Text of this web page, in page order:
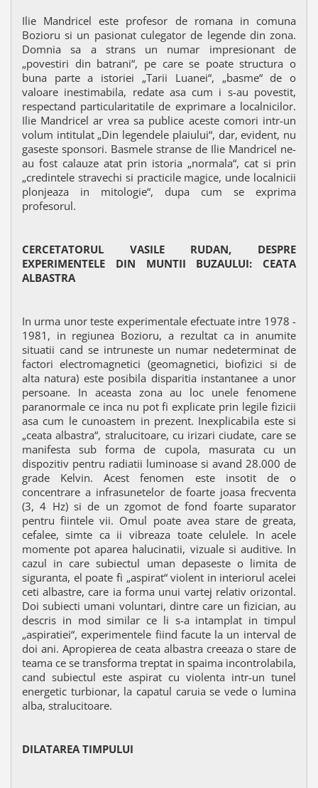
Ilie Mandricel este profesor de romana in comuna
Bozioru si un pasionat culegator de legende din zona.
Domnia sa a strans un numar impresionant de
„povestiri din batrani“, pe care se poate structura o
buna parte a istoriei „Tarii Luanei“, „basme“ de o
valoare inestimabila, redate asa cum i s-au povestit,
respectand particularitatile de exprimare a localnicilor.
Ilie Mandricel ar vrea sa publice aceste comori intr-un
volum intitulat „Din legendele plaiului“, dar, evident, nu
gaseste sponsori. Basmele stranse de Ilie Mandricel ne-
au fost calauze atat prin istoria „normala“, cat si prin
„credintele stravechi si practicile magice, unde localnicii
plonjeaza in mitologie“, dupa cum se exprima
profesorul.
CERCETATORUL VASILE RUDAN, DESPRE
EXPERIMENTELE DIN MUNTII BUZAULUI: CEATA
ALBASTRA
In urma unor teste experimentale efectuate intre 1978 -
1981, in regiunea Bozioru, a rezultat ca in anumite
situatii cand se intruneste un numar nedeterminat de
factori electromagnetici (geomagnetici, biofizici si de
alta natura) este posibila disparitia instantanee a unor
persoane. In aceasta zona au loc unele fenomene
paranormale ce inca nu pot fi explicate prin legile fizicii
asa cum le cunoastem in prezent. Inexplicabila este si
„ceata albastra“, stralucitoare, cu irizari ciudate, care se
manifesta sub forma de cupola, masurata cu un
dispozitiv pentru radiatii luminoase si avand 28.000 de
grade Kelvin. Acest fenomen este insotit de o
concentrare a infrasunetelor de foarte joasa frecventa
(3, 4 Hz) si de un zgomot de fond foarte suparator
pentru fiintele vii. Omul poate avea stare de greata,
cefalee, simte ca ii vibreaza toate celulele. In acele
momente pot aparea halucinatii, vizuale si auditive. In
cazul in care subiectul uman depaseste o limita de
siguranta, el poate fi „aspirat“ violent in interiorul acelei
ceti albastre, care ia forma unui vartej relativ orizontal.
Doi subiecti umani voluntari, dintre care un fizician, au
descris in mod similar ce li s-a intamplat in timpul
„aspiratiei“, experimentele fiind facute la un interval de
doi ani. Apropierea de ceata albastra creeaza o stare de
teama ce se transforma treptat in spaima incontrolabila,
cand subiectul este aspirat cu violenta intr-un tunel
energetic turbionar, la capatul caruia se vede o lumina
alba, stralucitoare.
DILATAREA TIMPULUI